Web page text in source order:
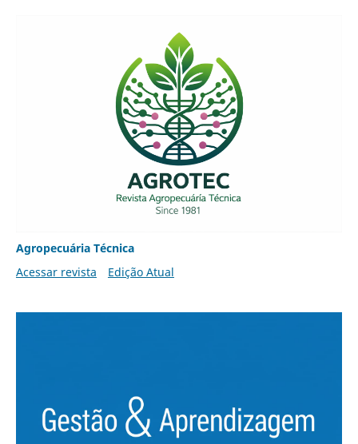
Agropecuária Técnica
Acessar revista
Edição Atual